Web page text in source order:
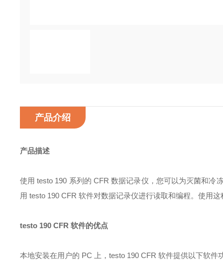
产品介绍
产品描述
使用 testo 190 系列的 CFR数据记录仪，您可以为灭菌和冷
用 testo 190 CFR 软件对数据记录仪进行读取和编程。使用
testo 190 CFR 软件的优点
本地安装在用户的 PC 上， testo 190 CFR 软件提供以下软件